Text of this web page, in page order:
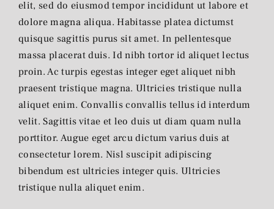
elit, sed do eiusmod tempor incididunt ut labore et
dolore magna aliqua. Habitasse platea dictumst
quisque sagittis purus sit amet. In pellentesque
massa placerat duis. Id nibh tortor id aliquet lectus
proin. Ac turpis egestas integer eget aliquet nibh
praesent tristique magna. Ultricies tristique nulla
aliquet enim. Convallis convallis tellus id interdum
velit. Sagittis vitae et leo duis ut diam quam nulla
porttitor. Augue eget arcu dictum varius duis at
consectetur lorem. Nisl suscipit adipiscing
bibendum est ultricies integer quis. Ultricies
tristique nulla aliquet enim.